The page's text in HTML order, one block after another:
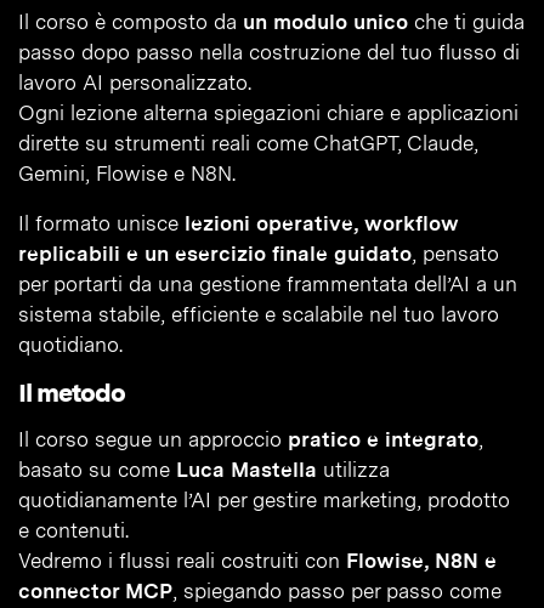
Il corso è composto da un modulo unico che ti guida
passo dopo passo nella costruzione del tuo flusso di
lavoro AI personalizzato.
Ogni lezione alterna spiegazioni chiare e applicazioni
dirette su strumenti reali come ChatGPT, Claude,
Gemini, Flowise e N8N.
Il formato unisce lezioni operative, workflow
replicabili e un esercizio finale guidato, pensato
per portarti da una gestione frammentata dell’AI a un
sistema stabile, efficiente e scalabile nel tuo lavoro
quotidiano.
Il metodo
Il corso segue un approccio pratico e integrato,
basato su come Luca Mastella utilizza
quotidianamente l’AI per gestire marketing, prodotto
e contenuti.
Vedremo i flussi reali costruiti con Flowise, N8N e
connector MCP, spiegando passo per passo come